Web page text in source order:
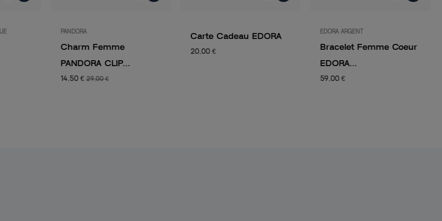
PANDORA
Charm Femme
PANDORA CLIP...
14,50 €29,00 €
Carte Cadeau EDORA
20,00 €
EDORA ARGENT
Bracelet Femme Coeur
EDORA...
59,00 €